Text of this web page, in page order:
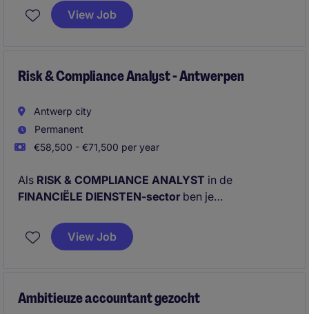
en correct worden uitgevoerd.
View Job
Risk & Compliance Analyst - Antwerpen
Antwerp city
Permanent
€58,500 - €71,500 per year
Als RISK & COMPLIANCE ANALYST in de
FINANCIËLE DIENSTEN-sector ben je
risicobeheer en het naleven van regelgeving binnen
de organisatie. Je zorgt ervoor dat alle processen
View Job
Ambitieuze accountant gezocht